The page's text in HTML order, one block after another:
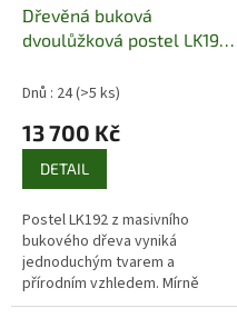
Dřevěná buková
dvoulůžková postel LK192
Dnů : 24(>5 ks)
13 700 Kč
DETAIL
Postel LK192 z masivního
bukového dřeva vyniká
jednoduchým tvarem a
přírodním vzhledem. Mírně
nakloněné čelo zvyšuje pohodlí,